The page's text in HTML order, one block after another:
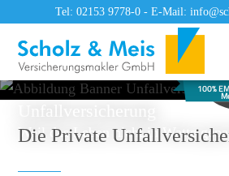
Tel: 02153 9778-0- E-Mail:
100%
Weil das Leben nicht in Watte
Die Private